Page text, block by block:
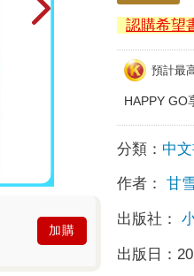
加購
認購希望
預計最
HAPPY GO
分類： 中
作者： 甘
出版社：
出版日：